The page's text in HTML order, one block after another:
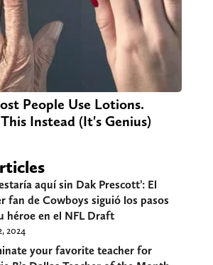
People Use Lotions.
Instead (It's Genius)
aquí sin Dak Prescott’: El
fan de Cowboys siguió los pasos
héroe en el NFL Draft
2024
your favorite teacher for